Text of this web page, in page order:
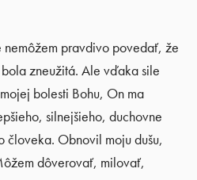
nemôžem pravdivo povedať, že
zneužitá. Ale vďaka sile
bolesti Bohu, On ma
silnejšieho, duchovne
človeka. Obnovil moju dušu,
dôverovať, milovať,